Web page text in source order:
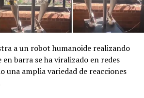
a un robot humanoide realizando
barra se ha viralizado en redes
una amplia variedad de reacciones